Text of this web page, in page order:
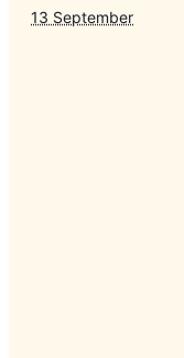
13 September